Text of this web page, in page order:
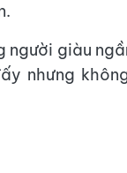
người giàu
nhưng